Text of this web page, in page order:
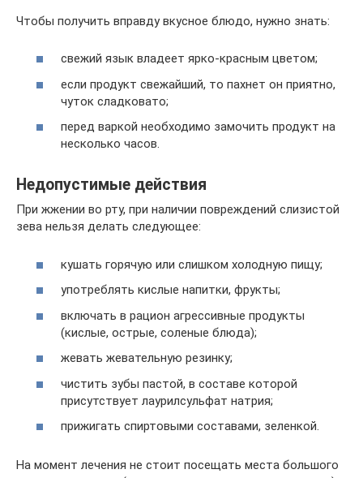
Чтобы получить вправду вкусное блюдо, нужно знать:
свежий язык владеет ярко-красным цветом;
если продукт свежайший, то пахнет он приятно,
чуток сладковато;
перед варкой необходимо замочить продукт на
несколько часов.
Недопустимые действия
При жжении во рту, при наличии повреждений слизистой
зева нельзя делать следующее:
кушать горячую или слишком холодную пищу;
употреблять кислые напитки, фрукты;
включать в рацион агрессивные продукты
(кислые, острые, соленые блюда);
жевать жевательную резинку;
чистить зубы пастой, в составе которой
присутствует лаурилсульфат натрия;
прижигать спиртовыми составами, зеленкой.
На момент лечения не стоит посещать места большого